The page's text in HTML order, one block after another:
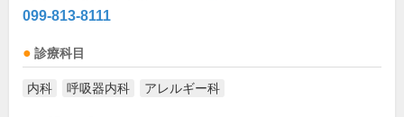
099-813-8111
診療科目
内科 呼吸器内科 アレルギー科